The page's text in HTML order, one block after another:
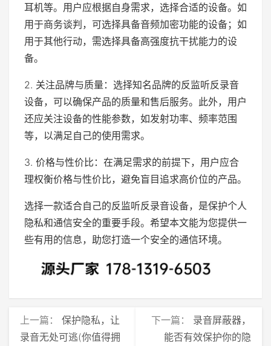
耳机等。用户应根据自身需求，选择合适的设备。如
用于商务谈判，可选择具备音频加密功能的设备；如
用于其他行动，需选择具备高强度抗干扰能力的设
备。
2. 关注品牌与质量：选择知名品牌的反监听反录音
设备，可以确保产品的质量和售后服务。此外，用户
还应关注设备的性能参数，如发射功率、频率范围
等，以满足自己的使用需求。
3. 价格与性价比：在满足需求的前提下，用户应合
理权衡价格与性价比，避免盲目追求高价位的产品。
选择一款适合自己的反监听反录音设备，是保护个人
隐私和通信安全的重要手段。希望本文能为您提供一
些有用的信息，助您打造一个安全的通信环境。
上一篇： 保护隐私，让
录音无处可逃(你值得拥
下一篇： 录音屏蔽器，
能否有效保护你的隐